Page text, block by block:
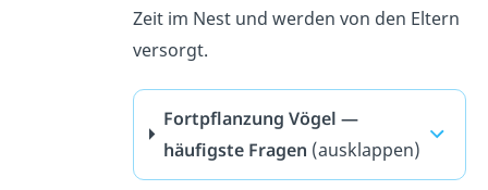
Zeit im Nest und werden von den Eltern
versorgt.
Fortpflanzung Vögel —
häufigste Fragen (ausklappen)